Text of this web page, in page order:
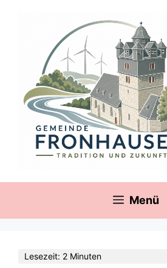
Menü
Lesezeit: 2 Minuten